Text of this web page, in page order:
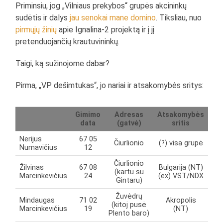
Priminsiu, jog „Vilniaus prekybos“ grupės akcininkų
sudėtis ir dalysjau senokai mane domino. Tiksliau, nuo
pirmųjų žinių apie Ignalina-2 projektą ir į jį
pretenduojančių krautuvininkų.
Taigi, ką sužinojome dabar?
Pirma, „VP dešimtukas“, jo nariai ir atsakomybės sritys:
Gimimo
data
Adresas
(gatvė)
Atsakomybės
sritis
Nerijus
Numavičius
67 05
12
Čiurlionio (?) visa grupė
Žilvinas
Marcinkevičius
67 08
24
Čiurlionio
(kartu su
Gintaru)
Bulgarija (NT)
(ex) VST/NDX
Mindaugas
Marcinkevičius
71 02
19
Žuvėdrų
(kitoj pusė
Plento baro)
Akropolis
(NT)